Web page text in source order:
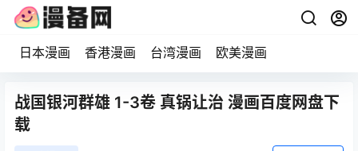
日本漫画 香港漫画 台湾漫画 欧美漫画
战国银河群雄 1-3卷 真锅让治 漫画百度网盘下
载